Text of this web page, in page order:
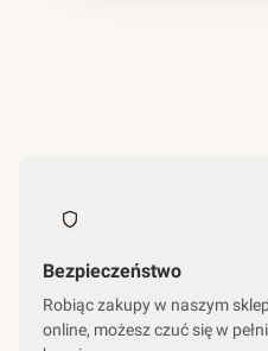
Bezpieczeństwo
Robiąc zakupy w naszym
online, możesz czuć się w pełni